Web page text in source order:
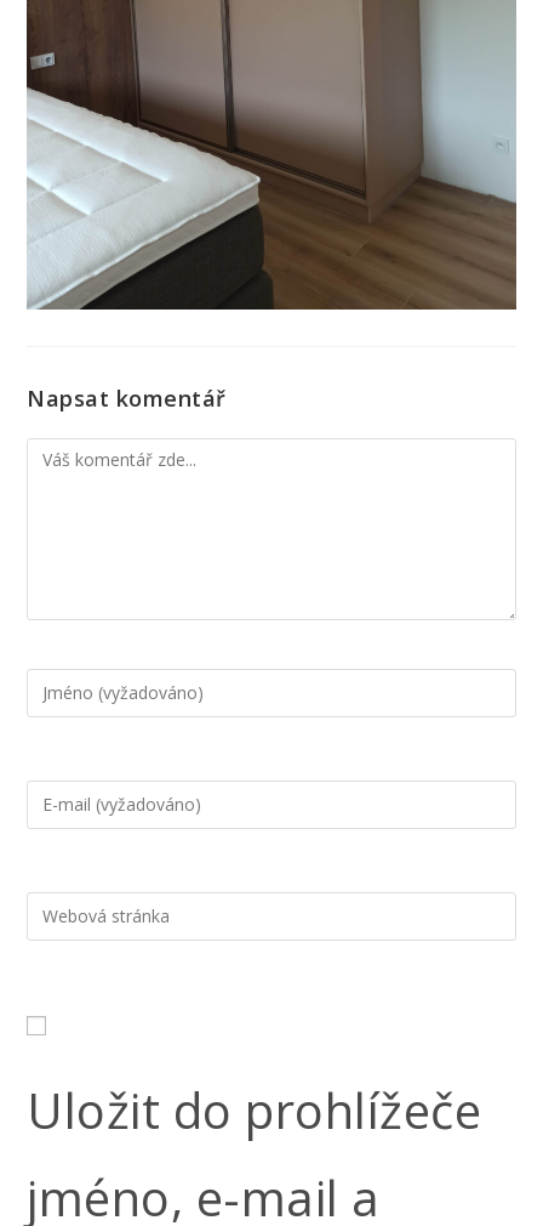
Napsat komentář
Uložit do prohlížeče
jméno, e-mail a